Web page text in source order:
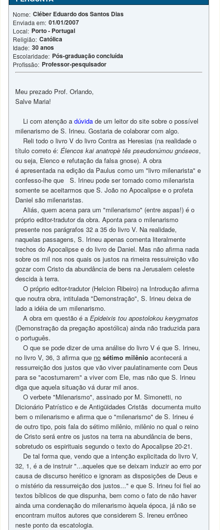
Nome: Cléber Eduardo dos Santos Dias
Enviada em: 01/01/2007
Local: Porto - Portugal
Religião: Católica
Idade: 30 anos
Escolaridade: Pós-graduação concluída
Profissão: Professor-pesquisador
Meu prezado Prof. Orlando,
Salve Maria!
Li com atenção adúvida de um leitor do site sobre o possível
milenarismo de S. Irineu. Gostaria de colaborar com algo.
Reli todo o livro V do livro Contra as Heresias (na realidade o
título correto é:Élencos kai anatropè tês pseudonúmou gnóseos,
ou seja, Elenco e refutação da falsa gnose). A obra
é apresentada na edição da Paulus como um "livro milenarista" e
confesso-lhe que S. Irineu pode ser tomado como milenarista
somente se aceitarmos que S. João no Apocalipse e o profeta
Daniel são milenaristas.
Aliás, quem acena para um "milenarismo" (entre aspas!) é o
próprio editor-tradutor da obra. Aponta para o milenarismo
presente nos parágrafos 32 a 35 do livro V. Na realidade,
naquelas passagens, S. Irineu apenas comenta literalmente
trechos do Apocalipse e do livro de Daniel. Mas não afirma nada
sobre os mil nos nos quais os justos na rimeira ressuireição vão
gozar com Cristo da abundância de bens na Jerusalem celeste
descida à terra.
O próprio editor-tradutor (Helcion Ribeiro) na Introdução afirma
que noutra obra, intitulada "Demonstração", S. Irineu deixa de
lado a idéia de um milenarismo.
A obra em questão é aEpideixis tou apostolokou kerygmatos
(Demonstração da pregação apostólica) ainda não traduzida para
o português.
O que se pode dizer de uma análise do livro V é que S. Irineu,
no livro V, 36, 3 afirma que no sétimo milênioacontecerá a
ressurreição dos justos que vão viver paulatinamente com Deus
para se "acostumarem" a viver com Ele, mas não que S. Irineu
diga que aquela situação vá durar mil anos.
O verbete "Milenarismo", assinado por M. Simonetti, no
Dicionário Patrístico e de Antigüidades Cristãs documenta muito
bem o milenarismo e afirma que o "milenarismo" de S. Irineu é
de outro tipo, pois fala do sétimo milênio, milênio no qual o reino
de Cristo será entre os justos na terra na abundância de bens,
sobretudo os espirituais segundo o texto do Apocalipse 20-21.
De tal forma que, vendo que a intenção explicitada do livro V,
32, 1, é a de instruir "...aqueles que se deixam induzir ao erro por
causa de discurso herético e ignoram as disposições de Deus e
o mistério da ressurreição dos justos..." e que S. Irineu foi fiel ao
textos bíblicos de que dispunha, bem como o fato de não haver
ainda uma condenação do milenarismo àquela época, já não se
encontram muitos autores que considerem S. Ireneu errôneo
neste ponto da escatologia.